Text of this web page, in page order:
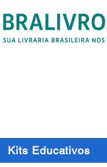
Kits Educativos